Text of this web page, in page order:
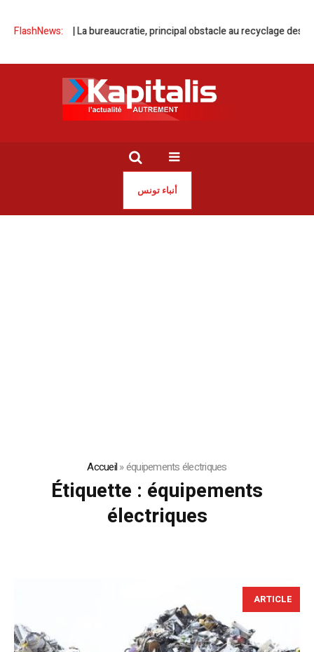
FlashNews:
Tunisie | La bureaucratie, principal obstacle au recyclage des
أنباء تونس
Accueil»équipements électriques
Étiquette : équipements
électriques
ARTICLE